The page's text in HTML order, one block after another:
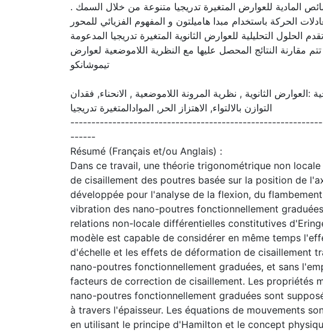
المادية للعوارض المتغيرة تدريجيا متنوعة من خلال السمك .
الحركة باستخدام مبدا هاميلتون و المفهوم الفزيائي للمحور
الحلول التحليلية للعوارض الثانوية المتغيرة تدريجيا المدعومة
مقارنة النتائج المحصل عليها مع النظرية اللاموضعية لعوارض
تيموشانكو
:العوارض الثانوية , نظرية المرونة اللاموضعية , الانحناء, فقدان
التوازن بالالتواء, الاهتزاز الحر, الموادالمتغيرة تدريجيا
------
Résumé (Français et/ou Anglais) :
Dans ce travail, une théorie trigonométrique non
de cisaillement des poutres basée sur la position de
développée pour l'analyse de la flexion, du
vibration des nano-poutres fonctionnellement
relations non-locale différentielles constitutives
modèle est capable de considérer en même temps
d'échelle et les effets de déformation de cisaillement
nano-poutres fonctionnellement graduées, et sans
facteurs de correction de cisaillement. Les propriétés
nano-poutres fonctionnellement graduées sont
à travers l'épaisseur. Les équations de mouvements
en utilisant le principe d'Hamilton et le concept